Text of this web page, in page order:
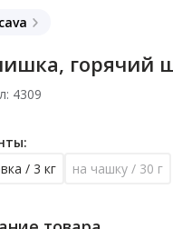
горячий
4309
/ 3 кг
на чашку / 30 г